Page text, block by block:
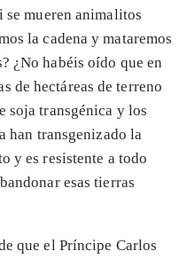
se mueren animalitos
la cadena y mataremos
¿No habéis oído que en
de hectáreas de terreno
soja transgénica y los
han transgenizado la
y es resistente a todo
esas tierras
que el Príncipe Carlos